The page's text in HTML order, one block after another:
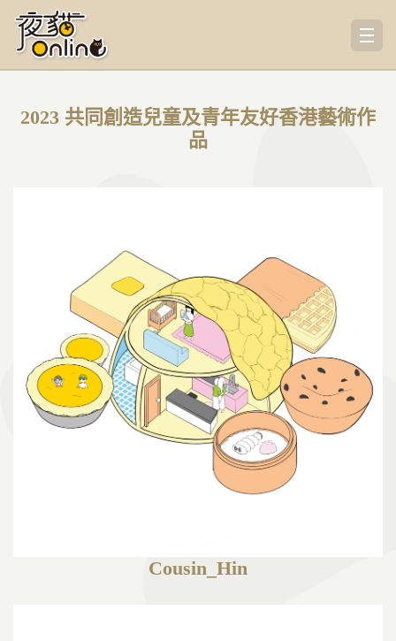
2023 共同創造兒童及青年友好香港藝術作
品
Cousin_Hin